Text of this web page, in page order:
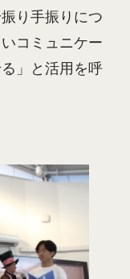
り手振りにつ
コミュニケー
」と活用を呼